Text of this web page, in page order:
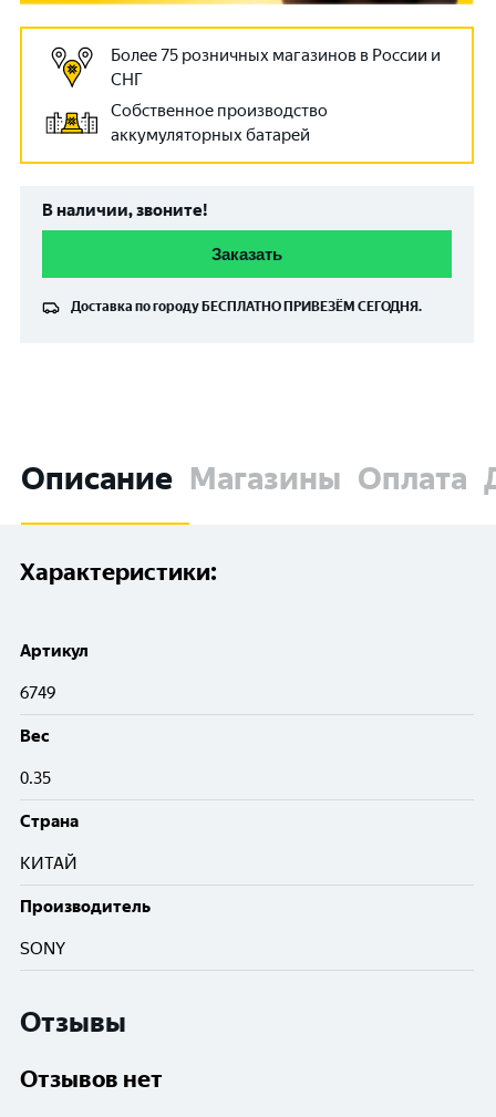
Более 75 розничных магазинов в России и
СНГ
Собственное производство
аккумуляторных батарей
В наличии, звоните!
Заказать
Доставка по городу БЕСПЛАТНО ПРИВЕЗЁМ СЕГОДНЯ.
Описание Магазины Оплата
Характеристики:
Артикул
6749
Вес
0.35
Cтрана
КИТАЙ
Производитель
SONY
Отзывы
Отзывов нет